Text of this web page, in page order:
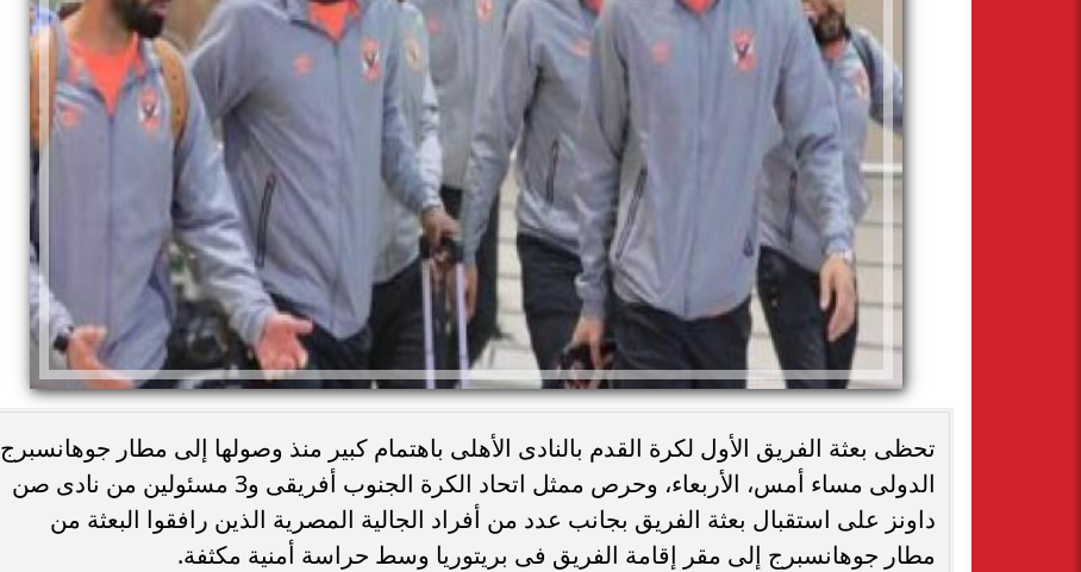
تحظى بعثة الفريق الأول لكرة القدم بالنادى الأهلى باهتمام كبير منذ وصولها إلى مطار جوهانسبرج
الدولى مساء أمس، الأربعاء، وحرص ممثل اتحاد الكرة الجنوب أفريقى و3 مسئولين من نادى صن
داونز على استقبال بعثة الفريق بجانب عدد من أفراد الجالية المصرية الذين رافقوا البعثة من
مطار جوهانسبرج إلى مقر إقامة الفريق فى بريتوريا وسط حراسة أمنية مكثفة.